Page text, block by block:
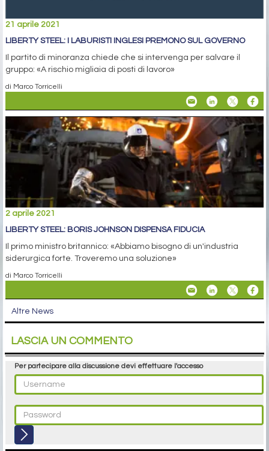
21 aprile 2021
LIBERTY STEEL: I LABURISTI INGLESI PREMONO SUL GOVERNO
Il partito di minoranza chiede che si intervenga per salvare il
gruppo: «A rischio migliaia di posti di lavoro»
di Marco Torricelli
2 aprile 2021
LIBERTY STEEL: BORIS JOHNSON DISPENSA FIDUCIA
Il primo ministro britannico: «Abbiamo bisogno di un'industria
siderurgica forte. Troveremo una soluzione»
di Marco Torricelli
Altre News
LASCIA UN COMMENTO
Per partecipare alla discussione devi effettuare l'accesso